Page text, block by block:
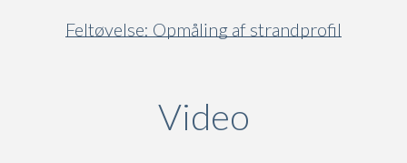
Feltøvelse: Opmåling af strandprofil
Video